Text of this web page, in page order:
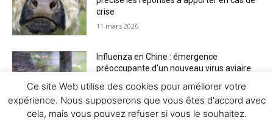
crise
11 mars 2026
Influenza en Chine : émergence
préoccupante d’un nouveau virus aviaire
Ce site Web utilise des cookies pour améliorer votre
expérience. Nous supposerons que vous êtes d'accord avec
cela, mais vous pouvez refuser si vous le souhaitez.